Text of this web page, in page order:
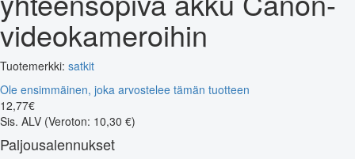
videokameroihin
Tuotemerkki: satkit
Ole ensimmäinen, joka arvostelee tämän tuotteen
12,77€
Sis. ALV (Veroton: 10,30 €)
Paljousalennukset